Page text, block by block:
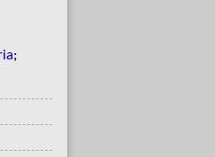
;